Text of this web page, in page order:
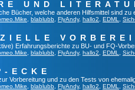
UND
Bücher, welche anderen Hilfsmittel sind zu
blablubb FlyAndy, hallo2 EDML
Erfahrungsberichte zu BU- und FQ-
blablubb FlyAndy, hallo2 EDML
ECKE
Vorbereitung und zu den Tests von
blablubb FlyAndy, hallo2 EDML